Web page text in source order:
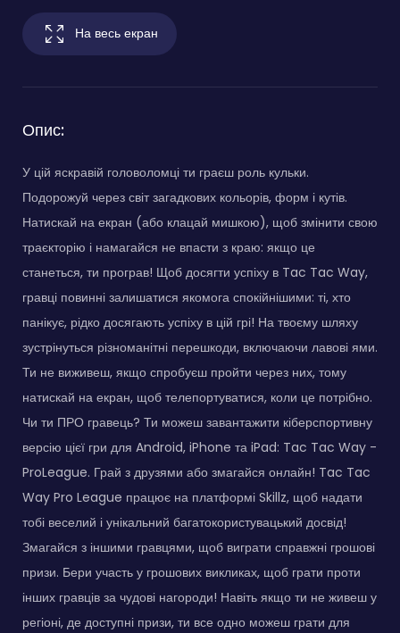
На весь екран
Опис:
У цій яскравій головоломці ти граєш роль кульки.
Подорожуй через світ загадкових кольорів, форм і кутів.
Натискай на екран (або клацай мишкою), щоб змінити свою
траєкторію і намагайся не впасти з краю: якщо це
станеться, ти програв! Щоб досягти успіху в Tac Tac Way,
гравці повинні залишатися якомога спокійнішими: ті, хто
панікує, рідко досягають успіху в цій грі! На твоєму шляху
зустрінуться різноманітні перешкоди, включаючи лавові ями.
Ти не виживеш, якщо спробуєш пройти через них, тому
натискай на екран, щоб телепортуватися, коли це потрібно.
Чи ти ПРО гравець? Ти можеш завантажити кіберспортивну
версію цієї гри для Android, iPhone та iPad: Tac Tac Way -
ProLeague. Грай з друзями або змагайся онлайн! Tac Tac
Way Pro League працює на платформі Skillz, щоб надати
тобі веселий і унікальний багатокористувацький досвід!
Змагайся з іншими гравцями, щоб виграти справжні грошові
призи. Бери участь у грошових викликах, щоб грати проти
інших гравців за чудові нагороди! Навіть якщо ти не живеш у
регіоні, де доступні призи, ти все одно можеш грати для